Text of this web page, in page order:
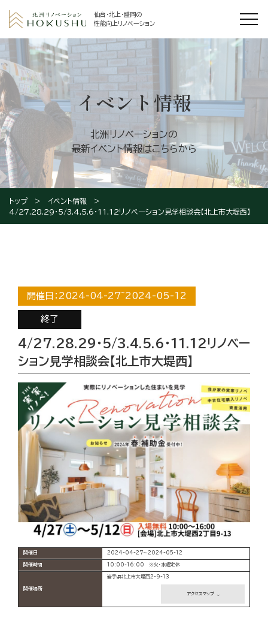
仙台・北上・盛岡の
性能向上リノベーション
イベント情報
北洲リノベーションの
最新イベント情報はこちらから
トップ
イベント情報
4/27.28.29・5/3.4.5.6・11.12リノベーション見学相談会【北上市大堤西】
開催日： 2024-04-27~2024-05-12
終了
4/27.28.29・5/3.4.5.6・11.12リノベー
ション見学相談会【北上市大堤西】
開催日 2024-04-27～2024-05-12
開催時間 10:00‐16:00 ※火・水曜定休
開催場所
岩手県北上市大堤西2-9-13
アクセスマップ